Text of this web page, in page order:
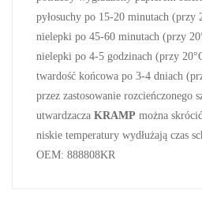
pyłosuchy po 15-20 minutach (przy
nielepki po 45-60 minutach (przy
nielepki po 4-5 godzinach (przy
twardość końcowa po 3-4 dniach
przez zastosowanie rozcieńczonego
utwardzacza KRAMP można
niskie temperatury wydłużają czas
OEM: 888808KR